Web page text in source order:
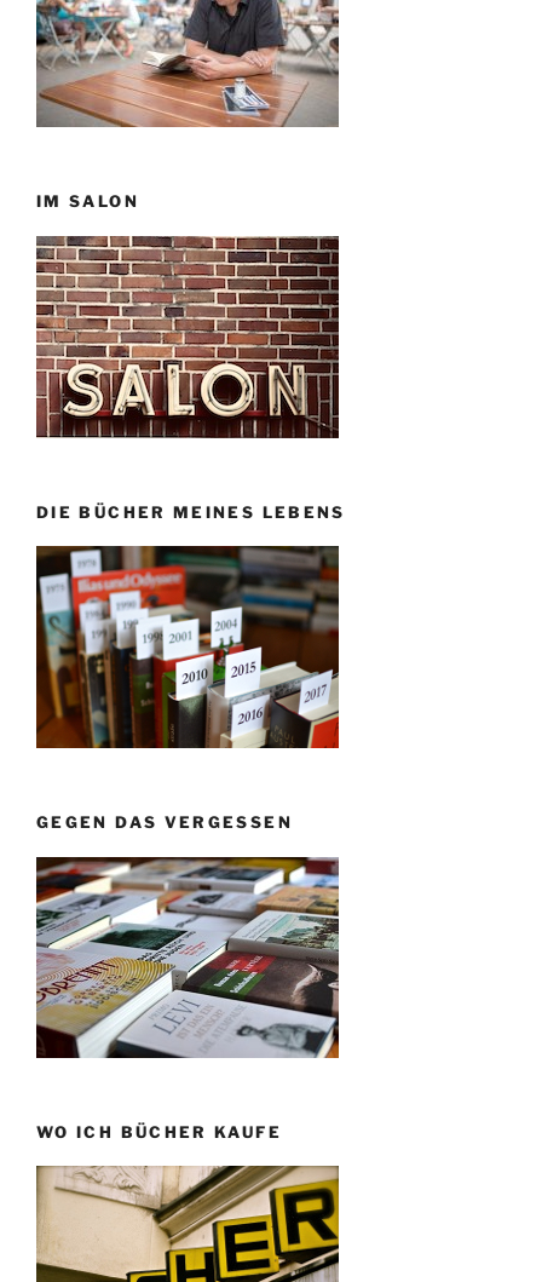
IM SALON
DIE BÜCHER MEINES LEBENS
GEGEN DAS VERGESSEN
WO ICH BÜCHER KAUFE